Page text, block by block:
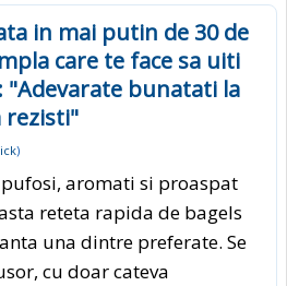
in mai putin de 30 de
care te face sa uiti
"Adevarate bunatati la
rezisti"
)
aromati si proaspat
reteta rapida de bagels
una dintre preferate. Se
cu doar cateva